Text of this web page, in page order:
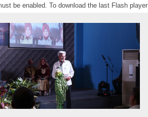
be enabled. To download the last Flash player